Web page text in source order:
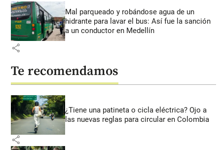
Mal parqueado y robándose agua de un
hidrante para lavar el bus: Así fue la sanción
a un conductor en Medellín
share
Te recomendamos
¿Tiene una patineta o cicla eléctrica? Ojo a
las nuevas reglas para circular en Colombia
share